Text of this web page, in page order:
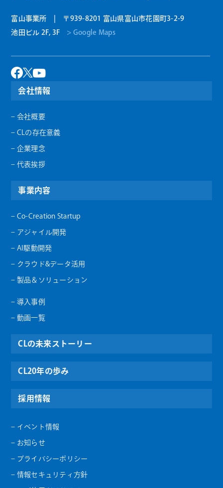
富山事業所 | 〒939-8201 富山県富山市花園町3-2-9
池田ビル 2F, 3F > Google Maps
会社情報
– 会社概要
– CLの存在意義
– 企業理念
– 代表挨拶
事業内容
– Co-Creation Startup
– アジャイル開発
– AI駆動開発
– クラウド&データ活用
– 製品＆ソリューション
– 導入事例
– 動画一覧
CLの未来ストーリー
CL20年の歩み
採用情報
– イベント情報
– お知らせ
– プライバシーポリシー
– 情報セキュリティ方針